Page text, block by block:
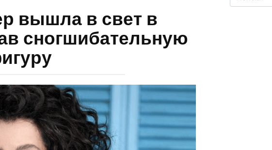
вышла в свет в
сногшибательную
for: